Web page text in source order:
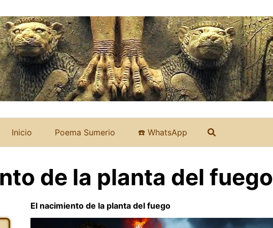
Inicio Poema Sumerio ☎️ WhatsApp
de la planta del fuego
El nacimiento de la planta del fuego